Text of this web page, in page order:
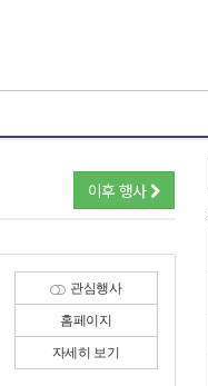
이후 행사
관심행사
홈페이지
자세히 보기